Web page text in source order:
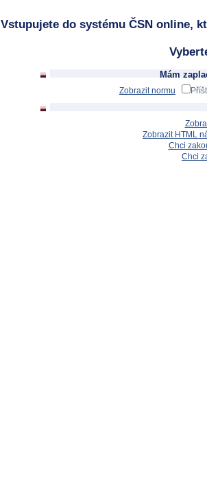
Vstupujete do systému ČSN online,
Mám
Zobrazit normu
Zobrazit HTML
Chci
Chci